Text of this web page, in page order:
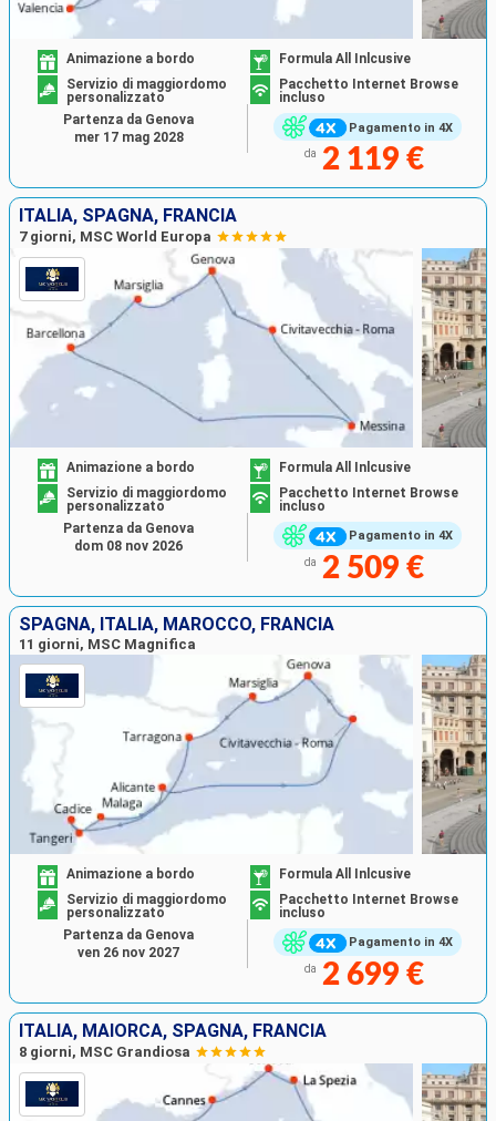
Pagamento in 4X
Animazione a bordo
Formula All Inlcusive
Servizio di maggiordomo
personalizzato
Pacchetto Internet Browse
incluso
da 2 119 €
Partenza da Genova
mer 17 mag 2028
ITALIA, SPAGNA, FRANCIA
7 giorni, MSC World Europa
Pagamento in 4X
Animazione a bordo
Formula All Inlcusive
Servizio di maggiordomo
personalizzato
Pacchetto Internet Browse
incluso
da 2 509 €
Partenza da Genova
dom 08 nov 2026
SPAGNA, ITALIA, MAROCCO, FRANCIA
11 giorni, MSC Magnifica
Pagamento in 4X
Animazione a bordo
Formula All Inlcusive
Servizio di maggiordomo
personalizzato
Pacchetto Internet Browse
incluso
da 2 699 €
Partenza da Genova
ven 26 nov 2027
ITALIA, MAIORCA, SPAGNA, FRANCIA
8 giorni, MSC Grandiosa